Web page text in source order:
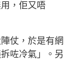
，佢又唔
仗，於是有網
咗冷氣」。另